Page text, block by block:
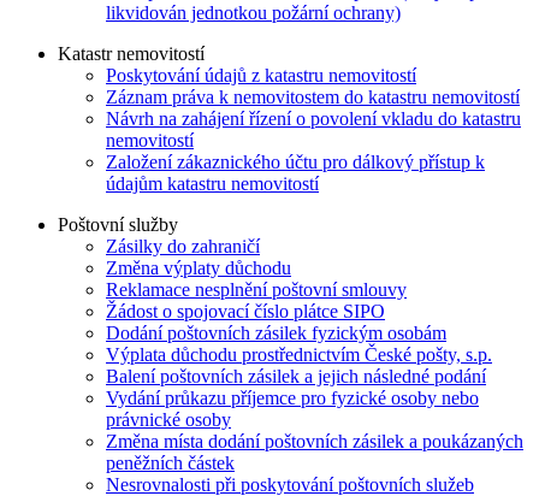
likvidován jednotkou požární ochrany)
Katastr nemovitostí
Poskytování údajů z katastru nemovitostí
Záznam práva k nemovitostem do katastru nemovitostí
Návrh na zahájení řízení o povolení vkladu do katastru
nemovitostí
Založení zákaznického účtu pro dálkový přístup k
údajům katastru nemovitostí
Poštovní služby
Zásilky do zahraničí
Změna výplaty důchodu
Reklamace nesplnění poštovní smlouvy
Žádost o spojovací číslo plátce SIPO
Dodání poštovních zásilek fyzickým osobám
Výplata důchodu prostřednictvím České pošty, s.p.
Balení poštovních zásilek a jejich následné podání
Vydání průkazu příjemce pro fyzické osoby nebo
právnické osoby
Změna místa dodání poštovních zásilek a poukázaných
peněžních částek
Nesrovnalosti při poskytování poštovních služeb